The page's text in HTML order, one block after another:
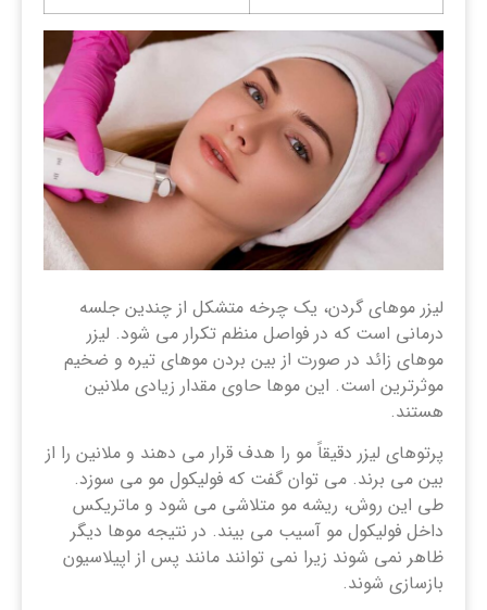
لیزر موهای گردن، یک چرخه متشکل از چندین جلسه
درمانی است که در فواصل منظم تکرار می شود. لیزر
موهای زائد در صورت از بین بردن موهای تیره و ضخیم
موثرترین است. این موها حاوی مقدار زیادی ملانین
هستند.
پرتوهای لیزر دقیقاً مو را هدف قرار می دهند و ملانین را از
بین می برند. می توان گفت که فولیکول مو می سوزد.
طی این روش، ریشه مو متلاشی می شود و ماتریکس
داخل فولیکول مو آسیب می بیند. در نتیجه موها دیگر
ظاهر نمی شوند زیرا نمی توانند مانند پس از اپیلاسیون
بازسازی شوند.